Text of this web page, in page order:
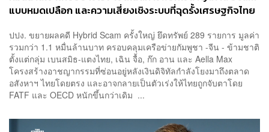
แบบหมดเปลือก และความเสี่ยงเชิงระบบที่ฉุดรั้งเศรษฐกิจไทย
ปปง. ขยายผลคดี Hybrid Scam ครั้งใหญ่ ยึดทรัพย์ 289 รายการ มูลค่า
รวมกว่า 1.1 หมื่นล้านบาท ครอบคลุมเครือข่ายกัมพูชา -จีน - ข้ามชาติ
ตั้งแต่กลุ่ม เบนสมิธ-แตงไทย, เฉิน จื้อ, ก๊ก อาน และ Aella Max
โครงสร้างอาชญากรรมที่ซ่อนอยู่หลังเงินดิจิทัลกำลังโยงมาถึงตลาด
อสังหาฯ ไทยโดยตรง และอาจกลายเป็นตัวเร่งให้ไทยถูกจับตาโดย
FATF และ OECD หนักขึ้นกว่าเดิม ...